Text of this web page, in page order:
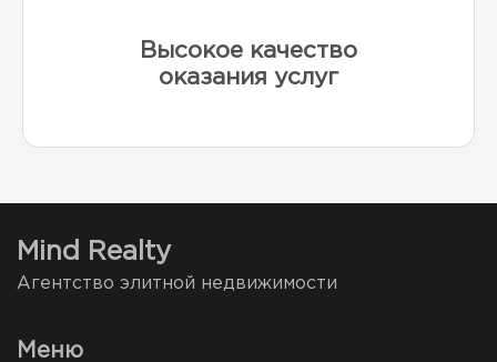
Высокое качество
оказания услуг
Mind Realty
Агентство элитной недвижимости
Меню